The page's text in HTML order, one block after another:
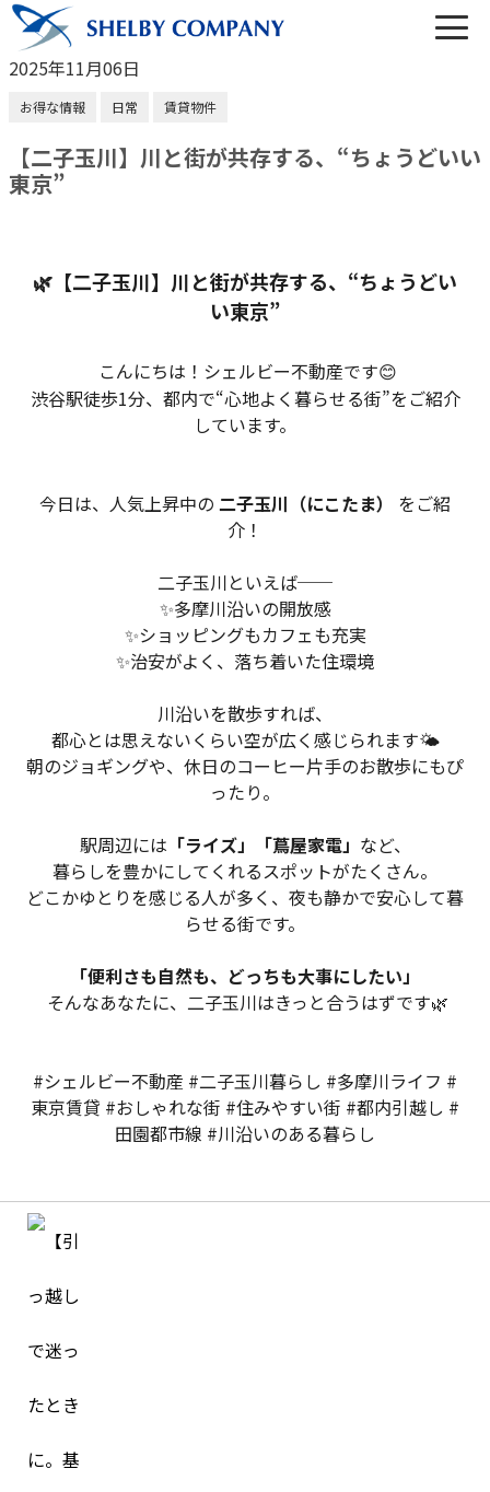
メールでのお問い合わせ
物件検索
スタッフ紹介
会社概要
2025年11月06日
お得な情報 日常 賃貸物件
【二子玉川】川と街が共存する、“ちょうどいい
東京”
🌿【二子玉川】川と街が共存する、“ちょうどい
い東京”
こんにちは！シェルビー不動産です😊
渋谷駅徒歩1分、都内で“心地よく暮らせる街”をご紹介
しています。
今日は、人気上昇中の 二子玉川（にこたま）
をご紹
介！
二子玉川といえば──
✨多摩川沿いの開放感
✨ショッピングもカフェも充実
✨治安がよく、落ち着いた住環境
川沿いを散歩すれば、
都心とは思えないくらい空が広く感じられます🌤
朝のジョギングや、休日のコーヒー片手のお散歩にもぴ
ったり。
駅周辺には 「ライズ」「蔦屋家電」 など、
暮らしを豊かにしてくれるスポットがたくさん。
どこかゆとりを感じる人が多く、夜も静かで安心して暮
らせる街です。
「便利さも自然も、どっちも大事にしたい」
そんなあなたに、二子玉川はきっと合うはずです🌿
#シェルビー不動産 #二子玉川暮らし #多摩川ライフ #
東京賃貸 #おしゃれな街 #住みやすい街 #都内引越し #
田園都市線 #川沿いのある暮らし